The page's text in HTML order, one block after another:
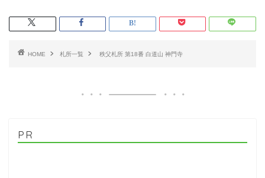
HOME 札所一覧 秩父札所 第18番 白道山 神門寺
PR